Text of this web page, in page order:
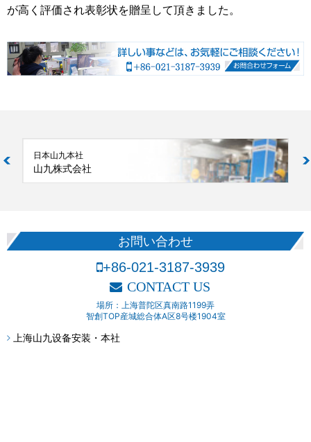
が高く評価され表彰状を贈呈して頂きました。
日本山九本社
山九株式会社
お問い合わせ
+86-021-3187-3939
CONTACT US
場所：上海普陀区真南路1199弄
智創TOP産城総合体A区8号楼1904室
上海山九设备安装・本社